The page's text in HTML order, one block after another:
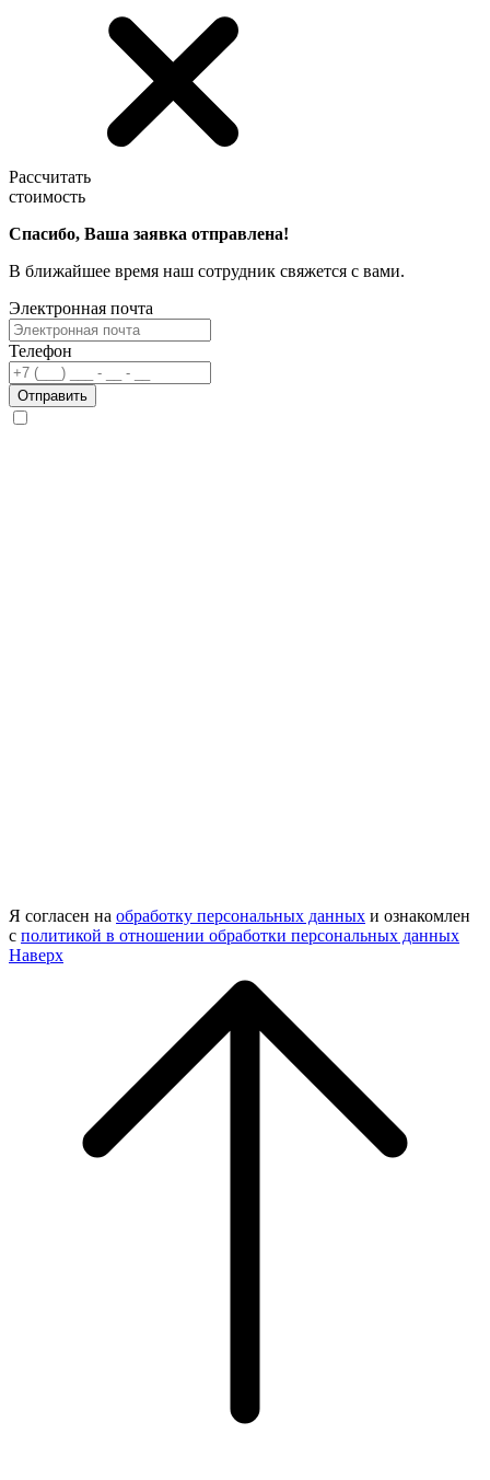
Рассчитать
стоимость
Спасибо, Ваша заявка отправлена!
В ближайшее время наш сотрудник свяжется с вами.
Электронная почта
Телефон
Отправить
Я согласен на обработку персональных данных и ознакомлен
с политикой в отношении обработки персональных данных
Наверх